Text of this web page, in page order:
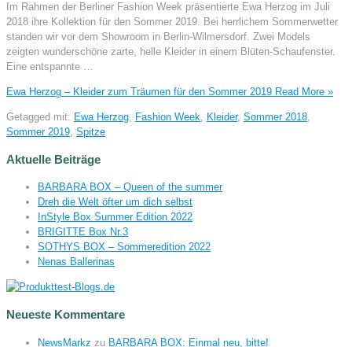
Im Rahmen der Berliner Fashion Week präsentierte Ewa Herzog im Juli
2018 ihre Kollektion für den Sommer 2019. Bei herrlichem Sommerwetter
standen wir vor dem Showroom in Berlin-Wilmersdorf. Zwei Models
zeigten wunderschöne zarte, helle Kleider in einem Blüten-Schaufenster.
Eine entspannte …
Ewa Herzog – Kleider zum Träumen für den Sommer 2019 Read More »
Getagged mit: Ewa Herzog Fashion Week Kleider, Sommer 2018
Sommer 2019 Spitze
Aktuelle Beiträge
BARBARA BOX – Queen of the summer
Dreh die Welt öfter um dich selbst
InStyle Box Summer Edition 2022
BRIGITTE Box Nr.3
SOTHYS BOX – Sommeredition 2022
Nenas Ballerinas
Neueste Kommentare
NewsMarkz zu BARBARA BOX: Einmal neu, bitte!